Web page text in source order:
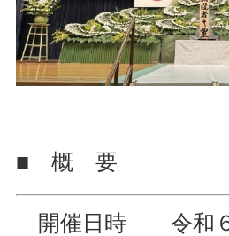
■ 概 要
開催日時 令和６